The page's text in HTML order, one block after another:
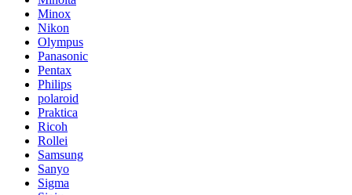
Minox
Nikon
Olympus
Panasonic
Pentax
Philips
polaroid
Praktica
Ricoh
Rollei
Samsung
Sanyo
Sigma